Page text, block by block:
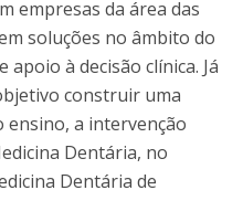
empresas da área das
soluções no âmbito do
apoio à decisão clínica. Já
construir uma
a intervenção
Dentária, no
Dentária de